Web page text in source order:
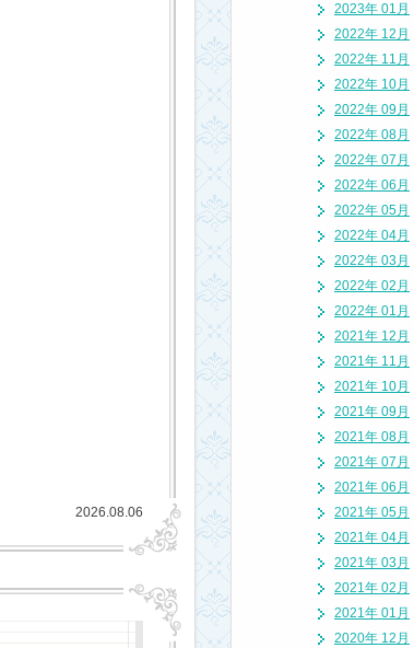
2026.08.06
2023年 01月
2022年 12月
2022年 11月
2022年 10月
2022年 09月
2022年 08月
2022年 07月
2022年 06月
2022年 05月
2022年 04月
2022年 03月
2022年 02月
2022年 01月
2021年 12月
2021年 11月
2021年 10月
2021年 09月
2021年 08月
2021年 07月
2021年 06月
2021年 05月
2021年 04月
2021年 03月
2021年 02月
2021年 01月
2020年 12月